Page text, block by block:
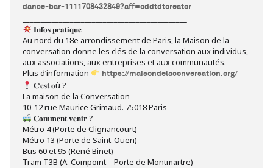
dance-bar-1111708432849?aff=oddtdtcreator
𝐈𝐧𝐟𝐨𝐬 𝐩𝐫𝐚𝐭𝐢𝐪𝐮𝐞
Au nord du 18e arrondissement de Paris, la Maison de la
conversation donne les clés de la conversation aux individus,
aux associations, aux entreprises et aux communautés.
Plus d’information
https://maisondelaconversation.org/
𝐂’𝐞𝐬𝐭 𝐨ù ?
La maison de la Conversation
10-12 rue Maurice Grimaud. 75018 Paris
𝐂𝐨𝐦𝐦𝐞𝐧𝐭 𝐯𝐞𝐧𝐢𝐫 ?
Métro 4 (Porte de Clignancourt)
Métro 13 (Porte de Saint-Ouen)
Bus 60 et 95 (René Binet)
Tram T3B (A. Compoint – Porte de Montmartre)